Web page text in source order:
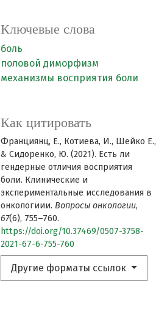
Ключевые слова
боль
половой диморфизм
механизмы восприятия боли
Как цитировать
Франциянц, Е., Котиева, И., Шeйко Е.,
& Сидоренко, Ю. (2021). Есть ли
гендерные отличия восприятия
боли. Клинические и
экспериментальные исследования в
онкологиии. Вопросы онкологии,
67(6), 755–760.
https://doi.org/10.37469/0507-3758-
2021-67-6-755-760
Другие форматы ссылок